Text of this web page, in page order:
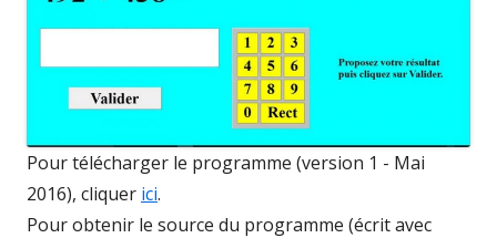
Pour télécharger le programme (version 1 - Mai
2016), cliquer ici.
Pour obtenir le source du programme (écrit avec